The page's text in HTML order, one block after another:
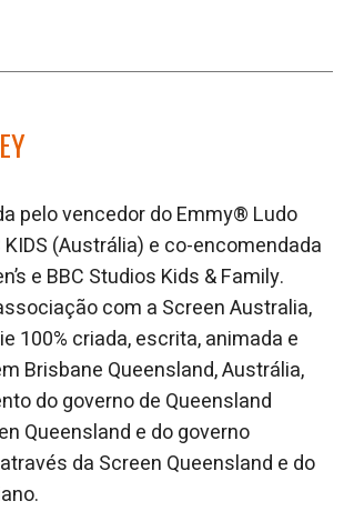
pelo vencedor do Emmy® Ludo
KIDS (Austrália) e co-encomendada
e BBC Studios Kids & Family.
com a Screen Australia,
100% criada, escrita, animada e
Brisbane Queensland, Austrália,
do governo de Queensland
Queensland e do governo
da Screen Queensland e do